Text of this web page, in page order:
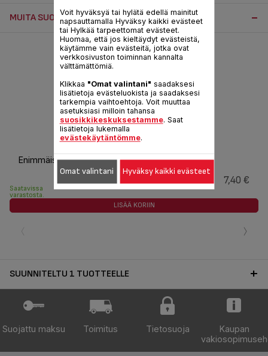
MUITA SUOSITELTUJA LISÄVARUSTEITA:
Säiliö FS-9100038029
Enimmäistilavuus: 1,3 l
7,40 €
Saatavissa
varastosta.
LISÄÄ KORIIN
›
SUUNNITELTU 1 TUOTTEELLE
Suojattu maksu Toimitus Tietosuoja
Kaupan
Voit hyväksyä tai hylätä edellä mainitut
napsauttamalla Hyväksy kaikki evästeet
tai Hylkää tarpeettomat evästeet.
Huomaa, että jos kieltäydyt evästeistä,
käytämme vain evästeitä, jotka ovat
verkkosivuston toiminnan kannalta
välttämättömiä.
Klikkaa "Omat valintani" saadaksesi
lisätietoja evästeluokista ja saadaksesi
tarkempia vaihtoehtoja. Voit muuttaa
asetuksiasi milloin tahansa
suosikkikeskuksestamme. Saat
lisätietoja lukemalla
evästekäytäntömme.
Omat valintani Hyväksy kaikki evästeet